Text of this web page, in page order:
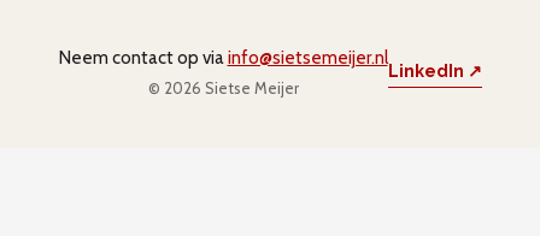
Neem contact op viainfo@sietsemeijer.nl
© 2026 Sietse Meijer
LinkedIn ↗